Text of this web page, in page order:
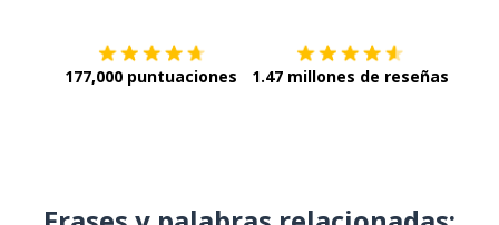
177,000 puntuaciones 1.47 millones de reseñas